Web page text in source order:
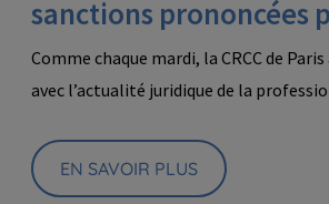
sanctions prononcées
Comme chaque mardi, la CRCC de
avec l’actualité juridique de la
EN SAVOIR PLUS